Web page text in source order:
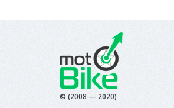
© (2008 — 2020)